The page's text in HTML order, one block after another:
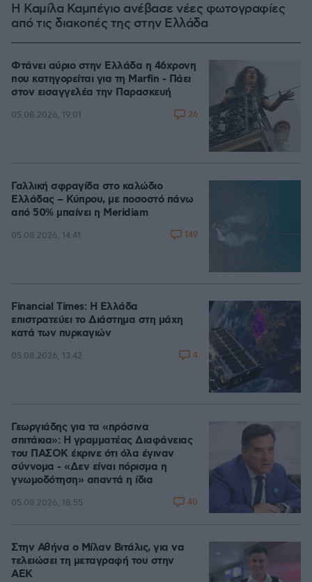
Η Καμίλα Καμπέγιο ανέβασε νέες φωτογραφίες
από τις διακοπές της στην Ελλάδα
Φτάνει αύριο στην Ελλάδα η 46χρονη
που κατηγορείται για τη Marfin - Πάει
στον εισαγγελέα την Παρασκευή
05.08.2026, 19:01 26
Γαλλική σφραγίδα στο καλώδιο
Ελλάδας – Κύπρου, με ποσοστό πάνω
από 50% μπαίνει η Meridiam
05.08.2026, 14:41 149
Financial Times: Η Ελλάδα
επιστρατεύει το Διάστημα στη μάχη
κατά των πυρκαγιών
05.08.2026, 13:42 4
Γεωργιάδης για τα «πράσινα
σπιτάκια»: Η γραμματέας Διαφάνειας
του ΠΑΣΟΚ έκρινε ότι όλα έγιναν
σύννομα - «Δεν είναι πόρισμα η
γνωμοδότηση» απαντά η ίδια
05.08.2026, 18:55 40
Στην Αθήνα ο Μίλαν Βιτάλις, για να
τελειώσει τη μεταγραφή του στην
ΑΕΚ